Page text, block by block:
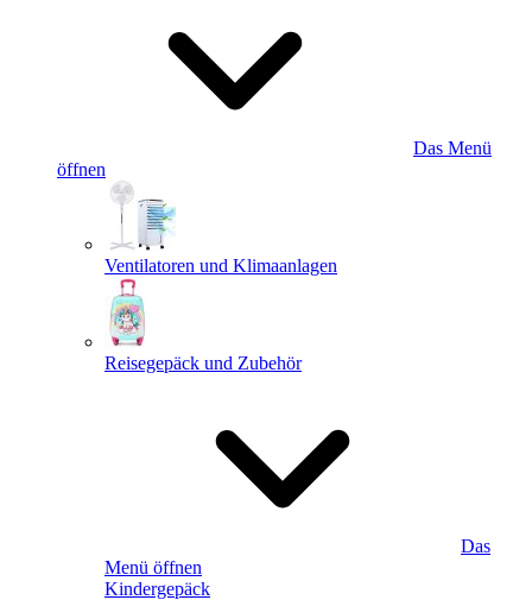
Das Menü
öffnen
Ventilatoren und Klimaanlagen
Reisegepäck und Zubehör
Das
Menü öffnen
Kindergepäck